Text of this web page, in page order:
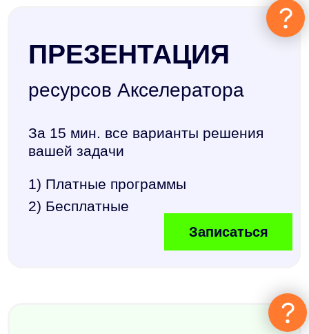
1) Маркетинг
3) Управление
90 мин. персональной работы с
Записаться